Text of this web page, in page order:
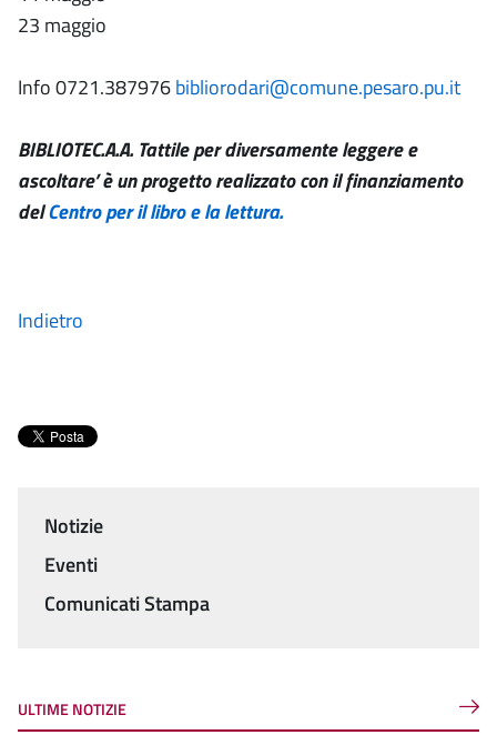
23 maggio
Info 0721.387976bibliorodari@comune.pesaro.pu.it
BIBLIOTEC.A.A. Tattile per diversamente leggere e
ascoltare’ è un progetto realizzato con il finanziamento
delCentro per il libro e la lettura.
Indietro
Menu
Notizie
Eventi
Comunicati Stampa
ULTIME NOTIZIE